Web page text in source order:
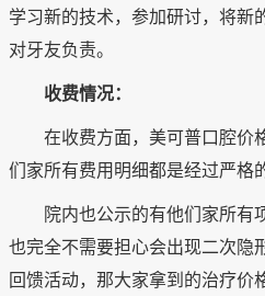
学习新的技术，参加研讨，将新
对牙友负责。
收费情况：
在收费方面，美可普口腔价
们家所有费用明细都是经过严格
院内也公示的有他们家所有
也完全不需要担心会出现二次隐
回馈活动，那大家拿到的治疗价